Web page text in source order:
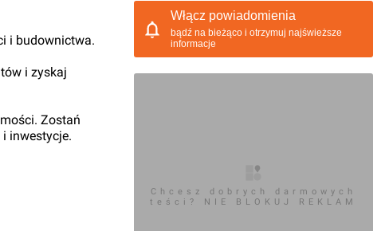
i budownictwa.
i zyskaj
Zostań
inwestycje.
Włącz powiadomienia
bądź na bieżąco i otrzymuj najświeższe
informacje
Chcesz dobrych darmowych
teści? NIE BLOKUJ REKLAM